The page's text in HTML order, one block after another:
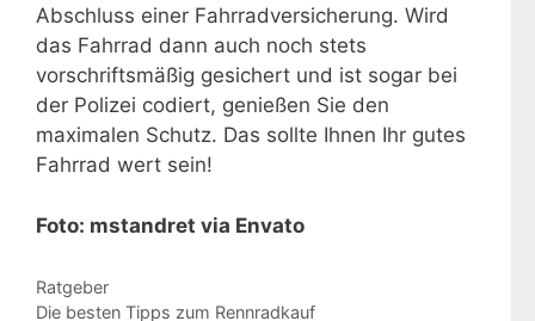
Abschluss einer Fahrradversicherung. Wird
das Fahrrad dann auch noch stets
vorschriftsmäßig gesichert und ist sogar bei
der Polizei codiert, genießen Sie den
maximalen Schutz. Das sollte Ihnen Ihr gutes
Fahrrad wert sein!
Foto: mstandret via Envato
Kategorien
Ratgeber
Die besten Tipps zum Rennradkauf